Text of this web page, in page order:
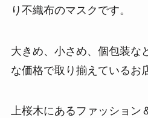
り不織布のマスクです。
大きめ、小さめ、個包装な
な価格で取り揃えているお
上桜木にあるファッション